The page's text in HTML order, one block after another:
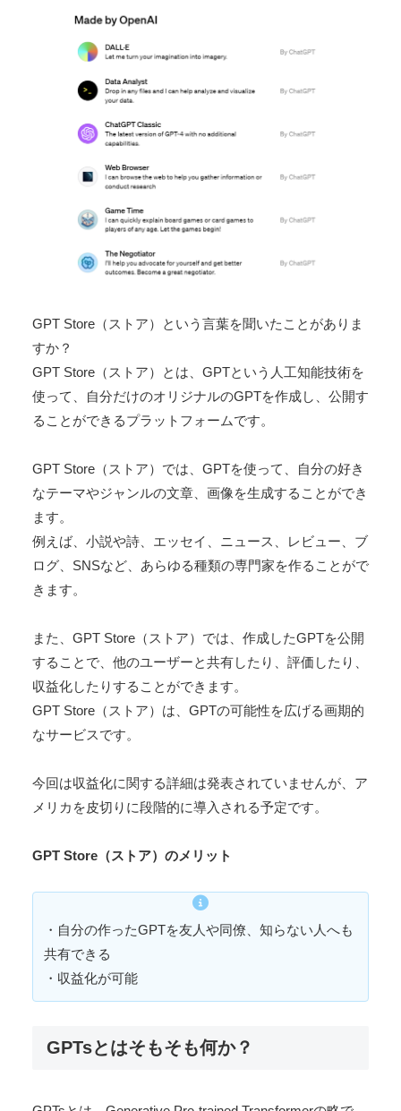
GPT Store（ストア）という言葉を聞いたことがありま
すか？
GPT Store（ストア）とは、GPTという人工知能技術を
使って、自分だけのオリジナルのGPTを作成し、公開す
ることができるプラットフォームです。
GPT Store（ストア）では、GPTを使って、自分の好き
なテーマやジャンルの文章、画像を生成することができ
ます。
例えば、小説や詩、エッセイ、ニュース、レビュー、ブ
ログ、SNSなど、あらゆる種類の専門家を作ることがで
きます。
また、GPT Store（ストア）では、作成したGPTを公開
することで、他のユーザーと共有したり、評価したり、
収益化したりすることができます。
GPT Store（ストア）は、GPTの可能性を広げる画期的
なサービスです。
今回は収益化に関する詳細は発表されていませんが、ア
メリカを皮切りに段階的に導入される予定です。
GPT Store（ストア）のメリット
・自分の作ったGPTを友人や同僚、知らない人へも
共有できる
・収益化が可能
GPTsとはそもそも何か？